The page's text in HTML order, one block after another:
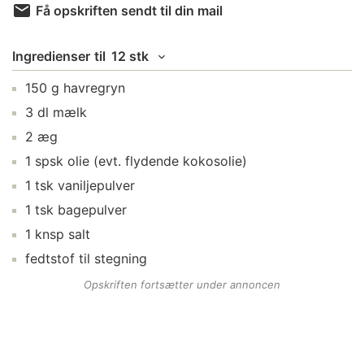
Få opskriften sendt til din mail
Ingredienser til 12 stk
150 g havregryn
3 dl mælk
2 æg
1 spsk olie (evt. flydende kokosolie)
1 tsk vaniljepulver
1 tsk bagepulver
1 knsp salt
fedtstof til stegning
Opskriften fortsætter under annoncen